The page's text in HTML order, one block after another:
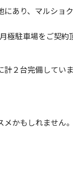
あり、マルショ
駐車場をご契約
２台完備していま
かもしれません。